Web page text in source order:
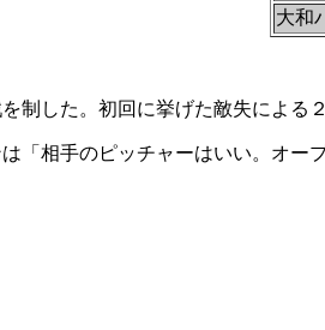
大和
制した。初回に挙げた敵失による
「相手のピッチャーはいい。オー